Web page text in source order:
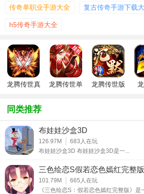
激情红名PK，让你一战成名！
百倍爆率，极品掉落，一键秒回收！
【游戏玩法】
万人激战，任性PK
万人同屏炫酷攻城，跨服远征，pk爆战
打宝，自由交易
价!!
【游戏攻略】
1、正版授权高质量，参加万人同屏攻沙
城，再现当年沙城血战的宏大场面
传奇单职业手游大全 复古传奇手游下载
h5传奇手游大全
龙腾传世真
龙腾传世单
龙腾传世版
同类推荐
布娃娃沙盒3D
126.97M 683 人在玩
布娃娃沙盒3D 布娃娃沙盒3D是一...
三色绘恋S假若恋色嫣红完整版
101.79M 665 人在玩
《三色绘恋S：假若恋色嫣红完整版》是